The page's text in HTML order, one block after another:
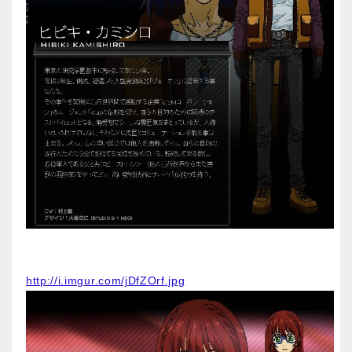
http://i.imgur.com/jDfZOrf.jpg